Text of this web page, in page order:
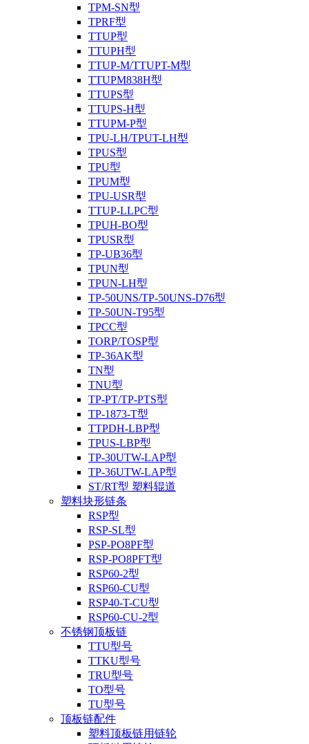
TPM-SN型
TPRF型
TTUP型
TTUPH型
TTUP-M/TTUPT-M型
TTUPM838H型
TTUPS型
TTUPS-H型
TTUPM-P型
TPU-LH/TPUT-LH型
TPUS型
TPU型
TPUM型
TPU-USR型
TTUP-LLPC型
TPUH-BO型
TPUSR型
TP-UB36型
TPUN型
TPUN-LH型
TP-50UNS/TP-50UNS-D76型
TP-50UN-T95型
TPCC型
TORP/TOSP型
TP-36AK型
TN型
TNU型
TP-PT/TP-PTS型
TP-1873-T型
TTPDH-LBP型
TPUS-LBP型
TP-30UTW-LAP型
TP-36UTW-LAP型
ST/RT型 塑料辊道
塑料块形链条
RSP型
RSP-SL型
PSP-PO8PF型
RSP-PO8PFT型
RSP60-2型
RSP60-CU型
RSP40-T-CU型
RSP60-CU-2型
不锈钢顶板链
TTU型号
TTKU型号
TRU型号
TO型号
TU型号
顶板链配件
塑料顶板链用链轮